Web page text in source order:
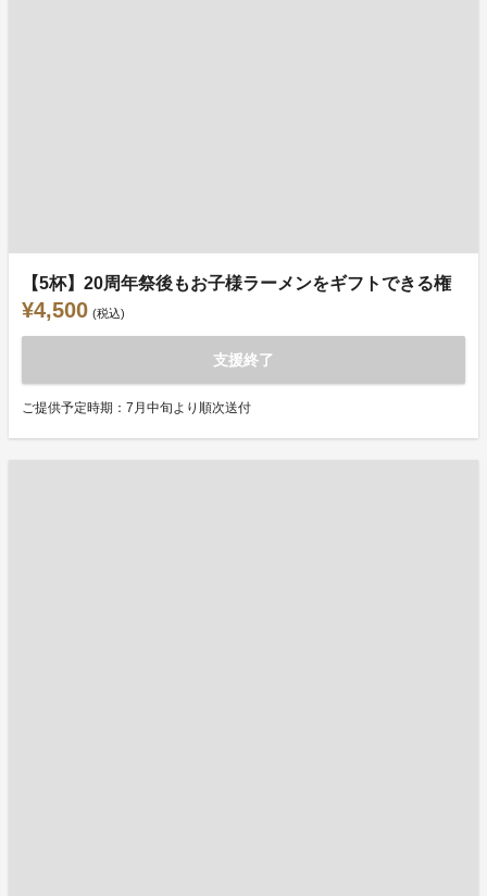
【5杯】20周年祭後もお子様ラーメンをギフトできる権
¥4,500 (税込)
支援終了
ご提供予定時期：7月中旬より順次送付